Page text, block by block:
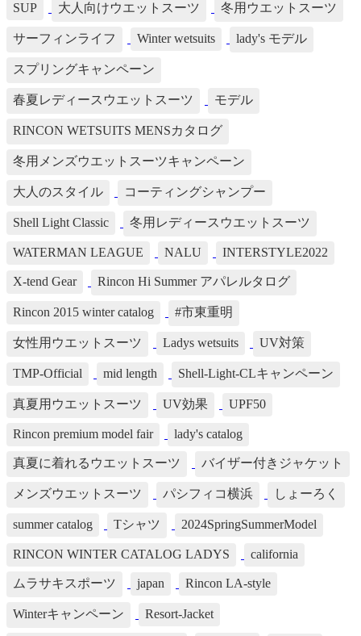
SUP 大人向けウエットスーツ 冬用ウエットスーツ
サーフィンライフ Winter wetsuits lady's モデル
スプリングキャンペーン
春夏レディースウエットスーツ モデル
RINCON WETSUITS MENSカタログ
冬用メンズウエットスーツキャンペーン
大人のスタイル コーティングシャンプー
Shell Light Classic 冬用レディースウエットスーツ
WATERMAN LEAGUE NALU INTERSTYLE2022
X-tend Gear Rincon Hi Summer アパレルタログ
Rincon 2015 winter catalog #市東重明
女性用ウエットスーツ Ladys wetsuits UV対策
TMP-Official mid length Shell-Light-CLキャンペーン
真夏用ウエットスーツ UV効果 UPF50
Rincon premium model fair lady's catalog
真夏に着れるウエットスーツ バイザー付きジャケット
メンズウエットスーツ パシフィコ横浜 しょーろく
summer catalog Tシャツ 2024SpringSummerModel
RINCON WINTER CATALOG LADYS california
ムラサキスポーツ japan Rincon LA-style
Winterキャンペーン Resort-Jacket